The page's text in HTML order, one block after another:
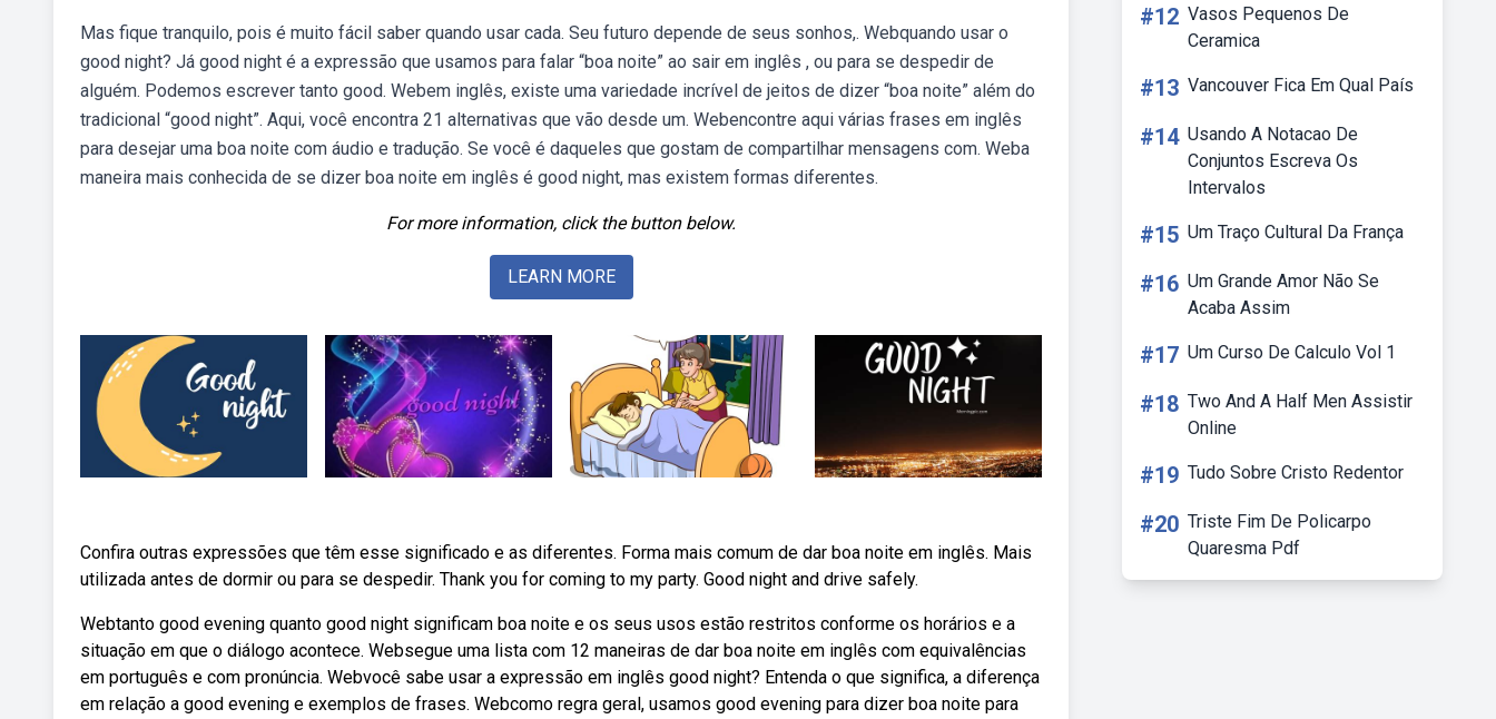
Mas fique tranquilo, pois é muito fácil saber quando usar cada. Seu futuro depende de seus sonhos,. Webquando usar o
good night? Já good night é a expressão que usamos para falar “boa noite” ao sair em inglês , ou para se despedir de
alguém. Podemos escrever tanto good. Webem inglês, existe uma variedade incrível de jeitos de dizer “boa noite” além do
tradicional “good night”. Aqui, você encontra 21 alternativas que vão desde um. Webencontre aqui várias frases em inglês
para desejar uma boa noite com áudio e tradução. Se você é daqueles que gostam de compartilhar mensagens com. Weba
maneira mais conhecida de se dizer boa noite em inglês é good night, mas existem formas diferentes.
For more information, click the button below.
LEARN MORE
Confira outras expressões que têm esse significado e as diferentes. Forma mais comum de dar boa noite em inglês. Mais
utilizada antes de dormir ou para se despedir. Thank you for coming to my party. Good night and drive safely.
Webtanto good evening quanto good night significam boa noite e os seus usos estão restritos conforme os horários e a
situação em que o diálogo acontece. Websegue uma lista com 12 maneiras de dar boa noite em inglês com equivalências
em português e com pronúncia. Webvocê sabe usar a expressão em inglês good night? Entenda o que significa, a diferença
em relação a good evening e exemplos de frases. Webcomo regra geral, usamos good evening para dizer boa noite para
#12 Vasos Pequenos De
Ceramica
#13 Vancouver Fica Em Qual País
#14 Usando A Notacao De
Conjuntos Escreva Os
Intervalos
#15 Um Traço Cultural Da França
#16 Um Grande Amor Não Se
Acaba Assim
#17 Um Curso De Calculo Vol 1
#18 Two And A Half Men Assistir
Online
#19 Tudo Sobre Cristo Redentor
#20 Triste Fim De Policarpo
Quaresma Pdf